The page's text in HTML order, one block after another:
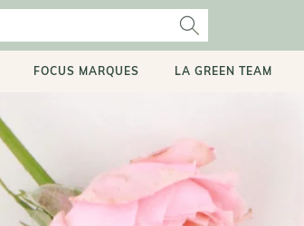
FOCUS MARQUES LA GREEN TEAM